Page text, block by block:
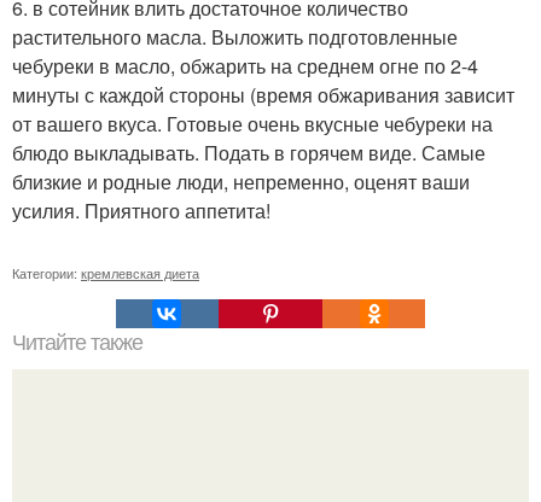
6. в сотейник влить достаточное количество
растительного масла. Выложить подготовленные
чебуреки в масло, обжарить на среднем огне по 2-4
минуты с каждой стороны (время обжаривания зависит
от вашего вкуса. Готовые очень вкусные чебуреки на
блюдо выкладывать. Подать в горячем виде. Самые
близкие и родные люди, непременно, оценят ваши
усилия. Приятного аппетита!
Категории: кремлевская диета
Читайте также